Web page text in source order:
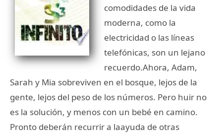
comodidades de la vida
moderna, como la
electricidad o las líneas
telefónicas, son un lejano
recuerdo.Ahora, Adam,
Sarah y Mia sobreviven en el bosque, lejos de la
gente, lejos del peso de los números. Pero huir no
es la solución, y menos con un bebé en camino.
Pronto deberán recurrir a laayuda de otras